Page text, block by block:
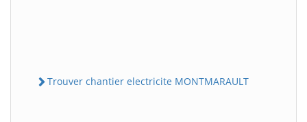
Trouver chantier electricite MONTMARAULT